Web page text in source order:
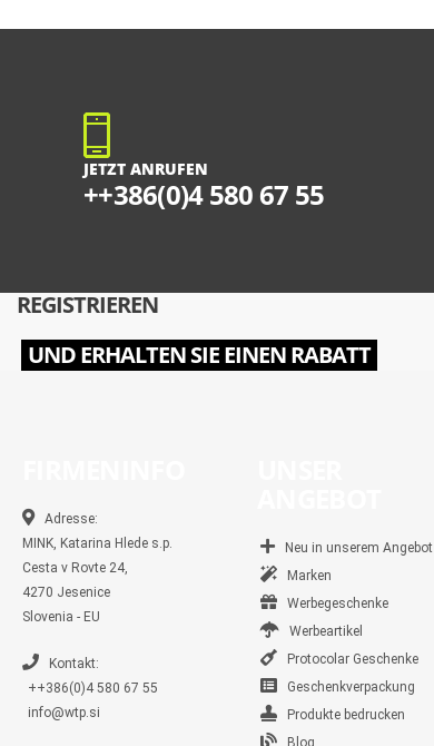
JETZT ANRUFEN
++386(0)4 580 67 55
REGISTRIEREN
UND ERHALTEN SIE EINEN RABATT
Adresse:
MINK, Katarina Hlede s.p.
Cesta v Rovte 24,
4270 Jesenice
Slovenia - EU
Kontakt:
++386(0)4 580 67 55
info@wtp.si
Neu in unserem Angebot
Marken
Werbegeschenke
Werbeartikel
Protocolar Geschenke
Geschenkverpackung
Produkte bedrucken
Blog